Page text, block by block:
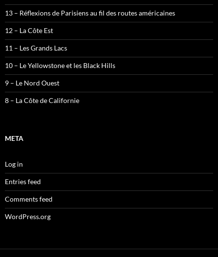
13 – Réflexions de Parisiens au fil des routes américaines
12 – La Côte Est
11 – Les Grands Lacs
10 – Le Yellowstone et les Black Hills
9 – Le Nord Ouest
8 – La Côte de Californie
META
Log in
Entries feed
Comments feed
WordPress.org